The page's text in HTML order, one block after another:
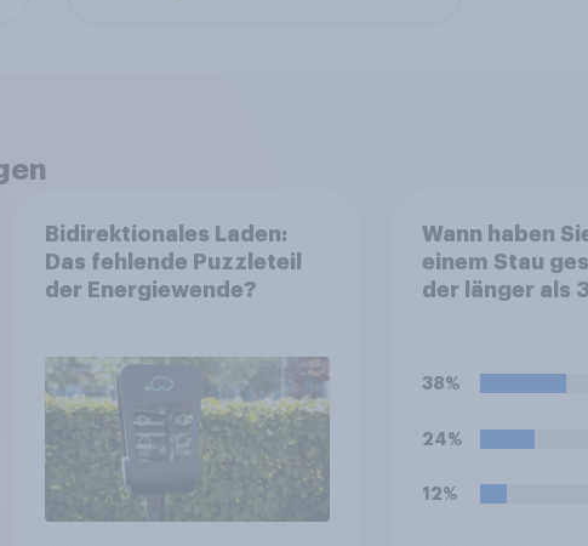
Bidirektionales Laden:
Das fehlende Puzzleteil
der Energiewende?
Wann haben
einem Stau
der länger als
38%
24%
12%